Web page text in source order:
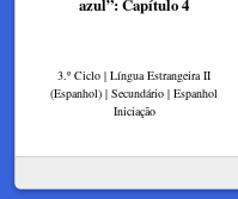
azul”: Capítulo 4
3.º Ciclo | Língua Estrangeira II
(Espanhol) | Secundário | Espanhol
Iniciação